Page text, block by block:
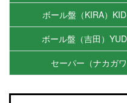
ボール盤（KIRA）
ボール盤（吉田）
セーパー（ナカガワ